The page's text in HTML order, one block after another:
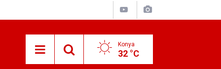
Konya
32 °C